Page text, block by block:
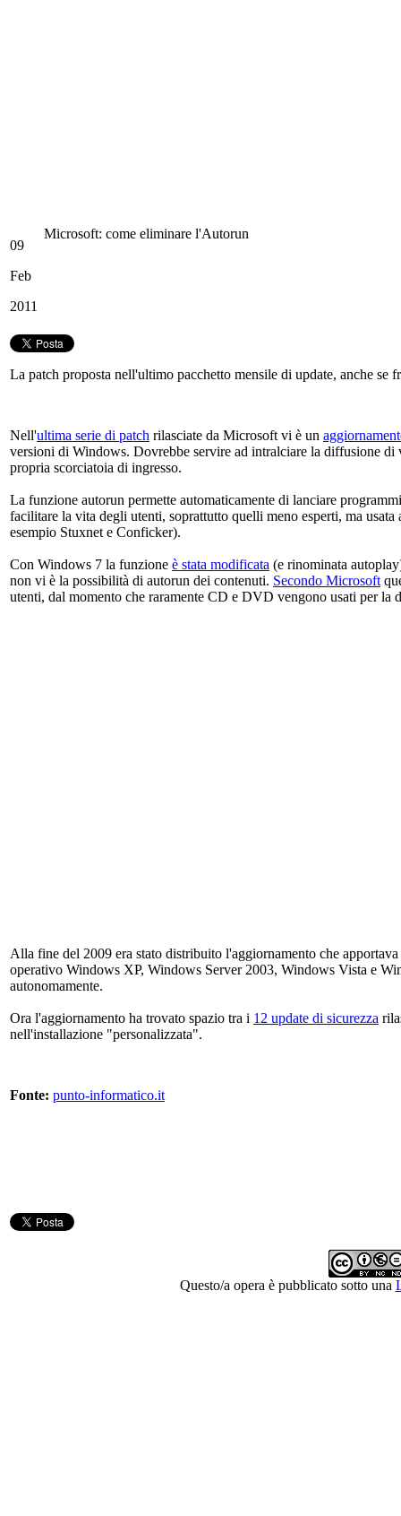
09
Feb
2011
Microsoft: come eliminare l'Autorun
La patch proposta nell'ultimo pacchetto mensile di update, anche
Nell'ultima serie di patch rilasciate da Microsoft vi è un
versioni di Windows. Dovrebbe servire ad intralciare la diffusione
propria scorciatoia di ingresso.
La funzione autorun permette automaticamente di lanciare
facilitare la vita degli utenti, soprattutto quelli meno esperti, ma
esempio Stuxnet e Conficker).
Con Windows 7 la funzione è stata modificata (e rinominata
non vi è la possibilità di autorun dei contenuti. Secondo Microsoft
utenti, dal momento che raramente CD e DVD vengono usati per la
Alla fine del 2009 era stato distribuito l'aggiornamento che
operativo Windows XP, Windows Server 2003, Windows Vista e
autonomamente.
Ora l'aggiornamento ha trovato spazio tra i 12 update di sicurezza
nell'installazione "personalizzata".
Fonte: punto-informatico.it
Questo/a opera è pubblicato sotto una